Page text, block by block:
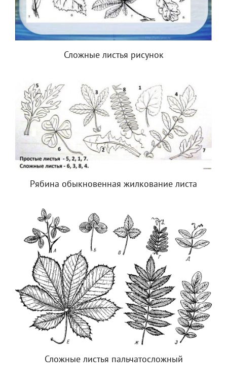
Сложные листья рисунок
Рябина обыкновенная жилкование листа
Сложные листья пальчатосложный